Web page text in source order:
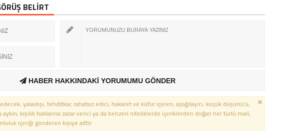
BELİRT
HABER HAKKINDAKİ YORUMUMU GÖNDER
yasadışı, tehditkar, rahatsız edici, hakaret ve küfür içeren, aşağılayıcı, küçük düşürücü,
aykırı, kişilik haklarına zarar verici ya da benzeri niteliklerde içeriklerden doğan her türlü mali,
içeriği gönderen kişiye aittir.